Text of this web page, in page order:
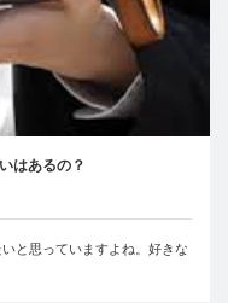
はあるの？
と思っていますよね。好きな